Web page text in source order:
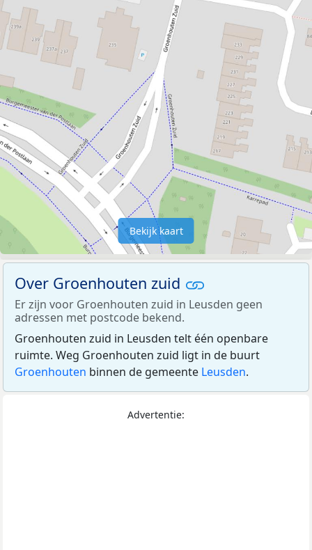
Bekijk kaart
Over Groenhouten zuid
Er zijn voor Groenhouten zuid in Leusden geen
adressen met postcode bekend.
Groenhouten zuid in Leusden telt één openbare
ruimte. Weg Groenhouten zuid ligt in de buurt
Groenhouten binnen de gemeente Leusden.
Advertentie: